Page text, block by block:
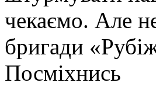
чекаємо. Але
бригади
Посміхнись